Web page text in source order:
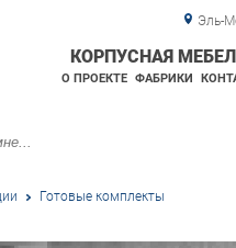
Эль-
КОРПУСНАЯ
О ПРОЕКТЕ ФАБРИКИ
Готовые комплекты